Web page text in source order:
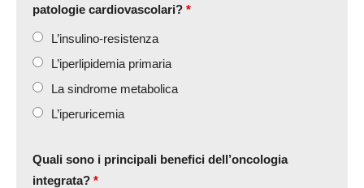
patologie cardiovascolari? *
L’insulino-resistenza
L’iperlipidemia primaria
La sindrome metabolica
L’iperuricemia
Quali sono i principali benefici dell’oncologia
integrata? *